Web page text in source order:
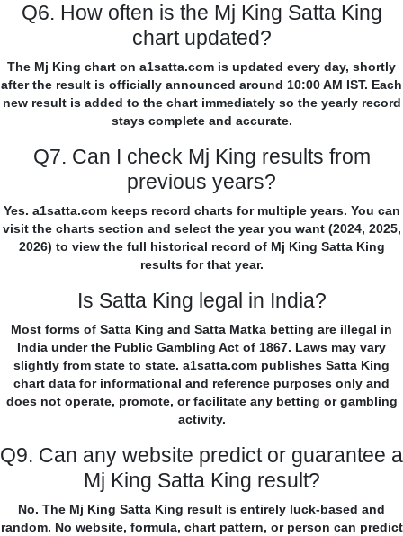
Q6. How often is the Mj King Satta King
chart updated?
The Mj King chart on a1satta.com is updated every day, shortly
after the result is officially announced around 10:00 AM IST. Each
new result is added to the chart immediately so the yearly record
stays complete and accurate.
Q7. Can I check Mj King results from
previous years?
Yes. a1satta.com keeps record charts for multiple years. You can
visit the charts section and select the year you want (2024, 2025,
2026) to view the full historical record of Mj King Satta King
results for that year.
Is Satta King legal in India?
Most forms of Satta King and Satta Matka betting are illegal in
India under the Public Gambling Act of 1867. Laws may vary
slightly from state to state. a1satta.com publishes Satta King
chart data for informational and reference purposes only and
does not operate, promote, or facilitate any betting or gambling
activity.
Q9. Can any website predict or guarantee a
Mj King Satta King result?
No. The Mj King Satta King result is entirely luck-based and
random. No website, formula, chart pattern, or person can predict